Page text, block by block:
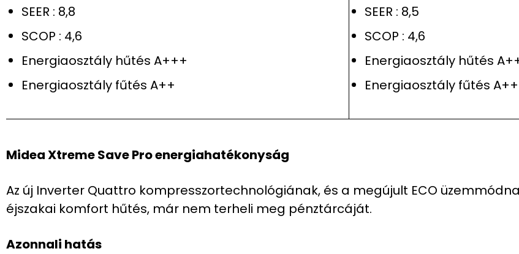
SEER : 8,8
SCOP : 4,6
Energiaosztály hűtés A+++
Energiaosztály fűtés A++
SEER : 8,5
SCOP : 4,6
Energiaosztály hűtés
Energiaosztály fűtés A++
Midea Xtreme Save Pro energiahatékonyság
Az új Inverter Quattro kompresszortechnológiának, és a megújult ECO
éjszakai komfort hűtés, már nem terheli meg pénztárcáját.
Azonnali hatás